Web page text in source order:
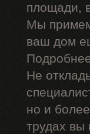
площади,
Мы
ваш дом
Не
но и
трудах вы